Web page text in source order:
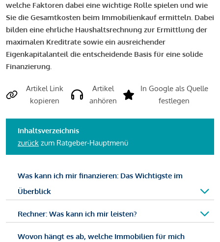
welche Faktoren dabei eine wichtige Rolle spielen und wie
Sie die Gesamtkosten beim Immobilienkauf ermitteln. Dabei
bilden eine ehrliche Haushaltsrechnung zur Ermittlung der
maximalen Kreditrate sowie ein ausreichender
Eigenkapitalanteil die entscheidende Basis für eine solide
Finanzierung.
Artikel Link
kopieren
Artikel
anhören
In Google als Quelle
festlegen
Inhaltsverzeichnis
zurück zum Ratgeber-Hauptmenü
Was kann ich mir finanzieren: Das Wichtigste im
Überblick
Rechner: Was kann ich mir leisten?
Wovon hängt es ab, welche Immobilien für mich